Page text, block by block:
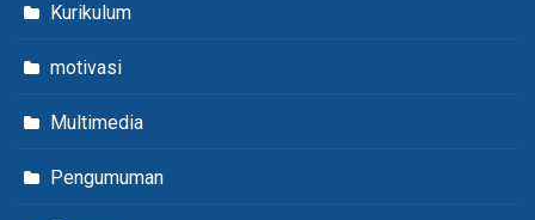
Kurikulum
motivasi
Multimedia
Pengumuman